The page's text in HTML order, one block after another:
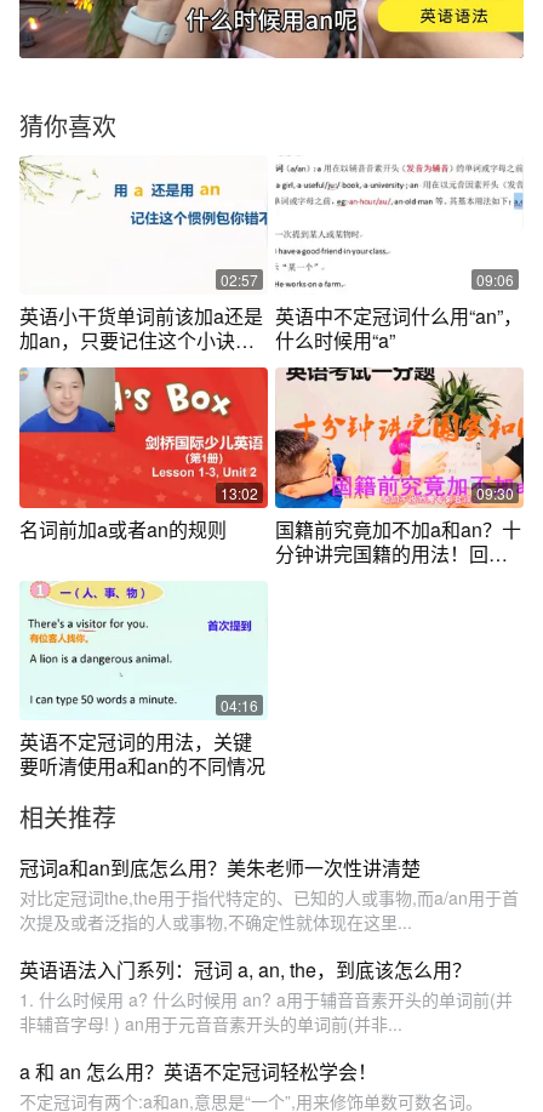
猜你喜欢
02:57
英语小干货单词前该加a还是
加an，只要记住这个小诀窍
包你错不了
09:06
英语中不定冠词什么用“an”，
什么时候用“a”
13:02
名词前加a或者an的规则
09:30
国籍前究竟加不加a和an？十
分钟讲完国籍的用法！回答
04:16
英语不定冠词的用法，关键
要听清使用a和an的不同情况
相关推荐
冠词a和an到底怎么用？美朱老师一次性讲清楚
对比定冠词the,the用于指代特定的、已知的人或事物,而a/an用于首
次提及或者泛指的人或事物,不确定性就体现在这里...
英语语法入门系列：冠词 a, an, the，到底该怎么用？
1. 什么时候用 a? 什么时候用 an? a用于辅音音素开头的单词前(并
非辅音字母! ) an用于元音音素开头的单词前(并非...
a 和 an 怎么用？英语不定冠词轻松学会！
不定冠词有两个:a和an,意思是“一个”,用来修饰单数可数名词。